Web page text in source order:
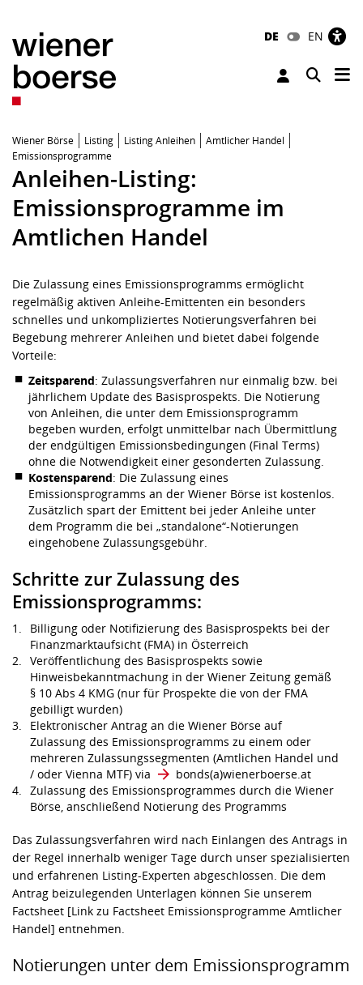
DE EN
Toggle
Wiener Börse Listing Listing Anleihen
Amtlicher Handel
Emissionsprogramme
Anleihen-Listing:
Emissionsprogramme im
Amtlichen Handel
Die Zulassung eines Emissionsprogramms ermöglicht
regelmäßig aktiven Anleihe-Emittenten ein besonders
schnelles und unkompliziertes Notierungsverfahren bei
Begebung mehrerer Anleihen und bietet dabei folgende
Vorteile:
Zeitsparend: Zulassungsverfahren nur einmalig bzw. bei
jährlichem Update des Basisprospekts. Die Notierung
von Anleihen, die unter dem Emissionsprogramm
begeben wurden, erfolgt unmittelbar nach Übermittlung
der endgültigen Emissionsbedingungen (Final Terms)
ohne die Notwendigkeit einer gesonderten Zulassung.
Kostensparend: Die Zulassung eines
Emissionsprogramms an der Wiener Börse ist kostenlos.
Zusätzlich spart der Emittent bei jeder Anleihe unter
dem Programm die bei „standalone“-Notierungen
eingehobene Zulassungsgebühr.
Schritte zur Zulassung des
Emissionsprogramms:
Billigung oder Notifizierung des Basisprospekts bei der
Finanzmarktaufsicht (FMA) in Österreich
Veröffentlichung des Basisprospekts sowie
Hinweisbekanntmachung in der Wiener Zeitung gemäß
§ 10 Abs 4 KMG (nur für Prospekte die von der FMA
gebilligt wurden)
Elektronischer Antrag an die Wiener Börse auf
Zulassung des Emissionsprogramms zu einem oder
mehreren Zulassungssegmenten (Amtlichen Handel und
/ oder Vienna MTF) via
bonds​(a)​wienerboerse.at
Zulassung des Emissionsprogrammes durch die Wiener
Börse, anschließend Notierung des Programms
Das Zulassungsverfahren wird nach Einlangen des Antrags in
der Regel innerhalb weniger Tage durch unser spezialisierten
und erfahrenen Listing-Experten abgeschlossen. Die dem
Antrag beizulegenden Unterlagen können Sie unserem
Factsheet [Link zu Factsheet Emissionsprogramme Amtlicher
Handel] entnehmen.
Notierungen unter dem Emissionsprogramm